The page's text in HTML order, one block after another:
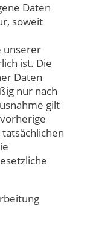
Daten
soweit
unserer
ist. Die
Daten
nur nach
gilt